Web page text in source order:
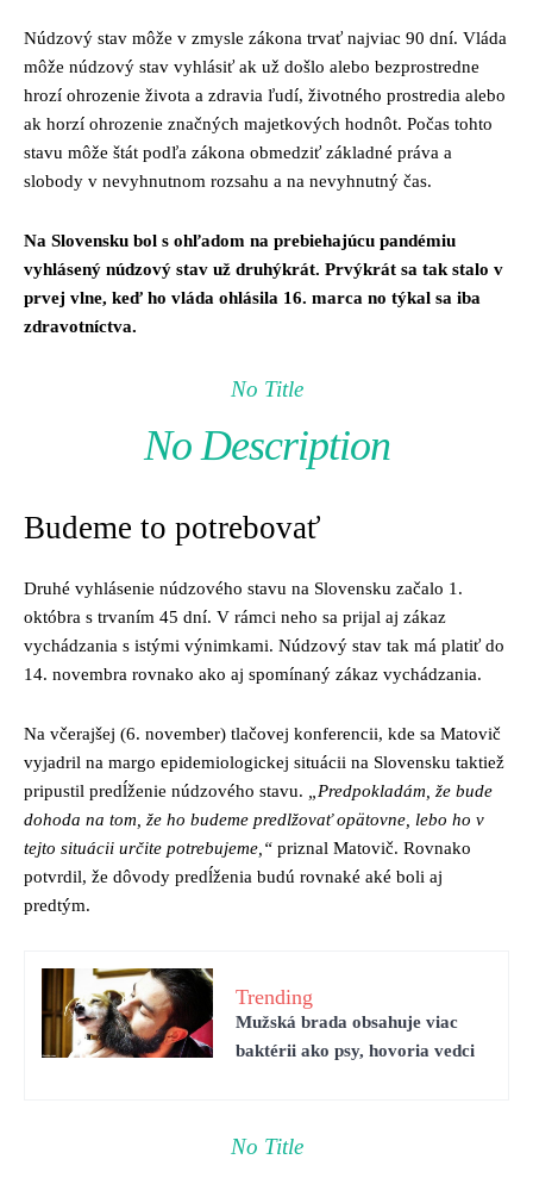
Núdzový stav môže v zmysle zákona trvať najviac 90 dní. Vláda
môže núdzový stav vyhlásiť ak už došlo alebo bezprostredne
hrozí ohrozenie života a zdravia ľudí, životného prostredia alebo
ak horzí ohrozenie značných majetkových hodnôt. Počas tohto
stavu môže štát podľa zákona obmedziť základné práva a
slobody v nevyhnutnom rozsahu a na nevyhnutný čas.
Na Slovensku bol s ohľadom na prebiehajúcu pandémiu
vyhlásený núdzový stav už druhýkrát. Prvýkrát sa tak stalo v
prvej vlne, keď ho vláda ohlásila 16. marca no týkal sa iba
zdravotníctva.
No Title
No Description
Budeme to potrebovať
Druhé vyhlásenie núdzového stavu na Slovensku začalo 1.
októbra s trvaním 45 dní. V rámci neho sa prijal aj zákaz
vychádzania s istými výnimkami. Núdzový stav tak má platiť do
14. novembra rovnako ako aj spomínaný zákaz vychádzania.
Na včerajšej (6. november) tlačovej konferencii, kde sa Matovič
vyjadril na margo epidemiologickej situácii na Slovensku taktiež
pripustil predĺženie núdzového stavu.
„Predpokladám, že bude
dohoda na tom, že ho budeme predlžovať opätovne, lebo ho v
tejto situácii určite potrebujeme,“ priznal Matovič. Rovnako
potvrdil, že dôvody predĺženia budú rovnaké aké boli aj
predtým.
Trending
Mužská brada obsahuje viac
baktérii ako psy, hovoria vedci
No Title